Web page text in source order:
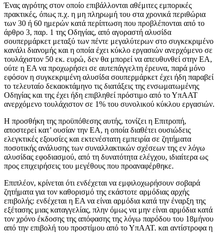
Ένας αγρότης στον οποίο επιβάλλονται αθέμιτες εμπορικές
πρακτικές, όπως π.χ. η μη πληρωμή του στα χρονικά περιθώρια
των 30 ή 60 ημερών κατά περίπτωση που προβλέπονται από το
άρθρο 3, παρ. 1 της Οδηγίας, από αγοραστή αλυσίδα
σουπερμάρκετ μεταξύ των πέντε μεγαλύτερων στο συγκεκριμένο
κανάλι διανομής και η οποία έχει κύκλο εργασιών ανερχόμενο σε
τουλάχιστον 50 εκ. ευρώ, δεν θα μπορεί να απευθυνθεί στην ΕΑ,
ούτε η ΕΑ να προχωρήσει σε αυτεπάγγελτη έρευνα, παρά μόνο
εφόσον η συγκεκριμένη αλυσίδα σουπερμάρκετ έχει ήδη παραβεί
το τελευταίο δεκαοκτάμηνο τις διατάξεις της ενσωματωμένης
Οδηγίας και της έχει ήδη επιβληθεί πρόστιμο από το ΥπΑΑΤ
ανερχόμενο τουλάχιστον σε 1% του συνολικού κύκλου εργασιών.
Η προσθήκη της προϋπόθεσης αυτής, τονίζει η Επιτροπή,
αποστερεί κατ’ ουσίαν την ΕΑ, η οποία διαθέτει ουσιώδεις
ελεγκτικές εξουσίες και εκτενέστατη εμπειρία σε ζητήματα
ποσοτικής ανάλυσης των συναλλακτικών σχέσεων της εν λόγω
αλυσίδας εφοδιασμού, από τη δυνατότητα ελέγχου, ιδιαίτερα ως
προς επιχειρήσεις του μεγέθους που προαναφέρθηκε.
Επιπλέον, κρίνεται ότι ενδέχεται να εμφιλοχωρήσουν σοβαρά
ζητήματα για τον καθορισμό της εκάστοτε αρμόδιας αρχής
επιβολής: ενδέχεται η ΕΑ να είναι αρμόδια κατά την έναρξη της
εξέτασης μιας καταγγελίας, πλην όμως να μην είναι αρμόδια κατά
τον χρόνο έκδοσης της απόφασης της λόγω παρόδου του 18μήνου
από την επιβολή του προστίμου από το ΥπΑΑΤ. και αντίστροφα η